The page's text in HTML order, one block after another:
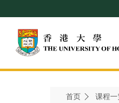
to
main
content
首页 课程